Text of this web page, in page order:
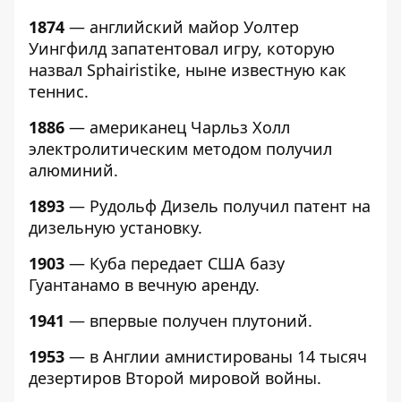
1874 — английский майор Уолтер
Уингфилд запатентовал игру, которую
назвал Sphairistike, ныне известную как
теннис.
1886 — американец Чарльз Холл
электролитическим методом получил
алюминий.
1893 — Рудольф Дизель получил патент на
дизельную установку.
1903 — Куба передает США базу
Гуантанамо в вечную аренду.
1941 — впервые получен плутоний.
1953 — в Англии амнистированы 14 тысяч
дезертиров Второй мировой войны.